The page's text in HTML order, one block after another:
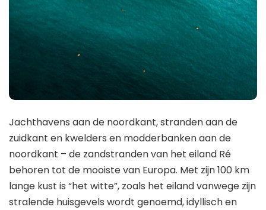
Jachthavens aan de noordkant, stranden aan de
zuidkant en kwelders en modderbanken aan de
noordkant – de zandstranden van het eiland Ré
behoren tot de mooiste van Europa. Met zijn 100 km
lange kust is “het witte”, zoals het eiland vanwege zijn
stralende huisgevels wordt genoemd, idyllisch en